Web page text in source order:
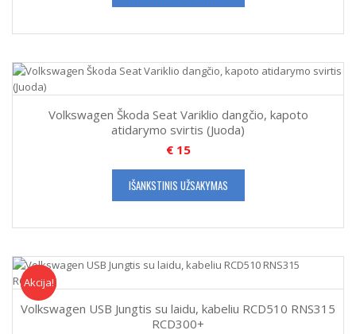
Volkswagen Škoda Seat Variklio dangčio, kapoto
atidarymo svirtis (Juoda)
€15
IŠANKSTINIS UŽSAKYMAS
Akcija
Akcija!
Volkswagen USB Jungtis su laidu, kabeliu RCD510 RNS315
RCD300+